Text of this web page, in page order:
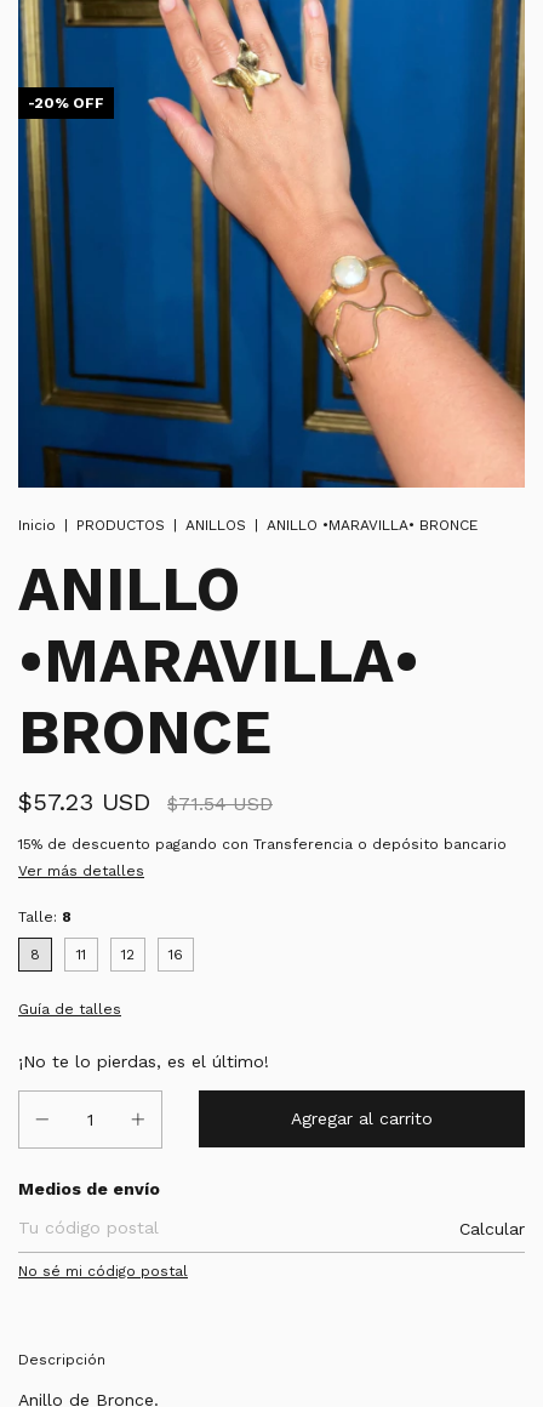
-20% OFF
Inicio PRODUCTOS ANILLOS ANILLO •MARAVILLA• BRONCE
ANILLO
•MARAVILLA•
BRONCE
$57.23 USD $71.54 USD
15% de descuento pagando con Transferencia o depósito bancario
Ver más detalles
Talle: 8
8 11 12 16
Guía de talles
¡No te lo pierdas, es el último!
Entregas para el CP:
Medios de envío
Calcular
No sé mi código postal
Descripción
Anillo de Bronce.